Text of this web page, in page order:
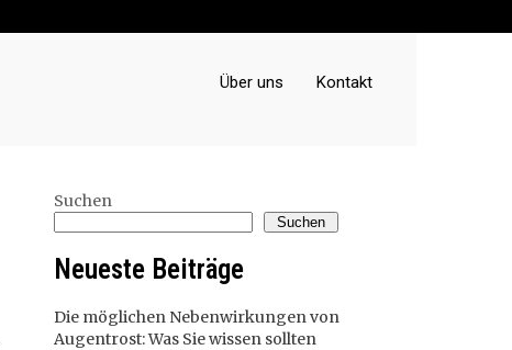
Über uns Kontakt
Suchen
Suchen
Neueste Beiträge
Die möglichen Nebenwirkungen von
Augentrost: Was Sie wissen sollten